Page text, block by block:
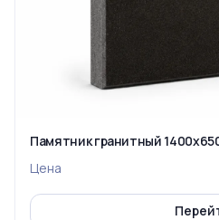
Памятник гранитный
Цена